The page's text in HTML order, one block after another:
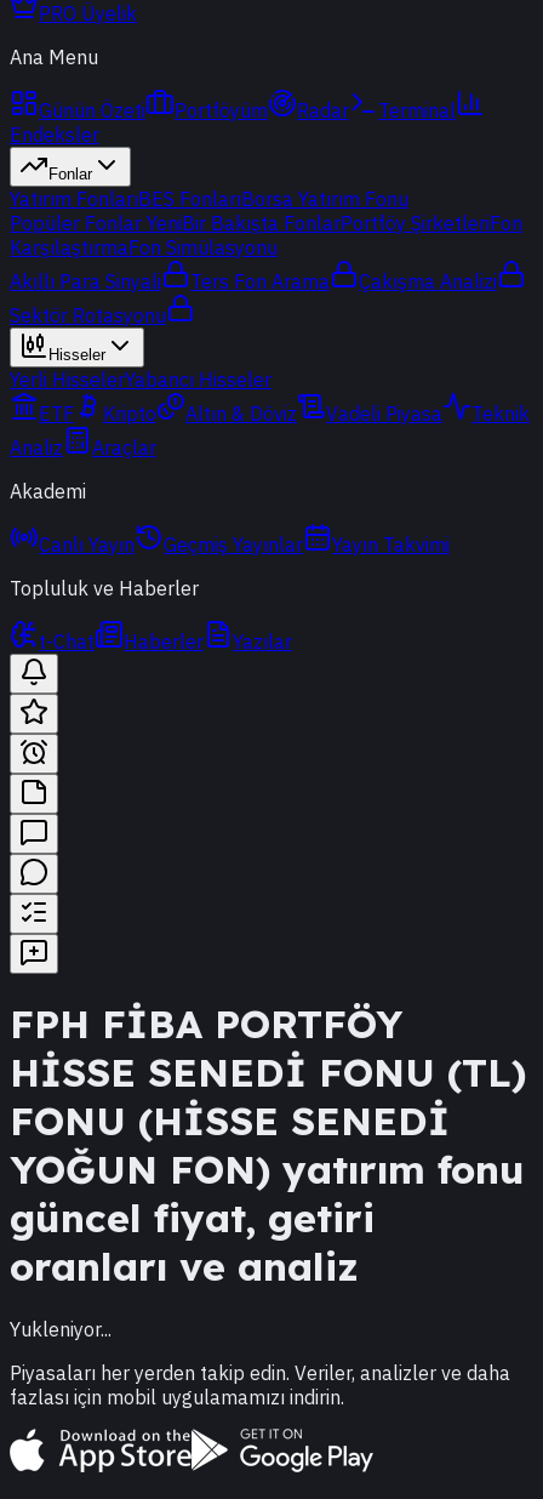
PRO Üyelik
Ana Menu
Günün Özeti Portföyüm Radar
Terminal
Endeksler
Fonlar
Yatırım FonlarıBES FonlarıBorsa Yatırım Fonu
Popüler Fonlar YeniBir Bakışta FonlarPortföy ŞirketleriFon
KarşılaştırmaFon Simülasyonu
Akıllı Para Sinyali
Ters Fon Arama
Çakışma Analizi
Sektör Rotasyonu
Hisseler
Yerli HisselerYabancı Hisseler
ETF
Kripto Altın & Döviz Vadeli Piyasa
Teknik
Analiz
Araçlar
Akademi
Canlı Yayın Geçmiş Yayınlar
Yayın Takvimi
Topluluk ve Haberler
t-Chat Haberler Yazılar
FPH FİBA PORTFÖY
HİSSE SENEDİ FONU (TL)
FONU (HİSSE SENEDİ
YOĞUN FON) yatırım fonu
güncel fiyat, getiri
oranları ve analiz
Yukleniyor...
Piyasaları her yerden takip edin. Veriler, analizler ve daha
fazlası için mobil uygulamamızı indirin.